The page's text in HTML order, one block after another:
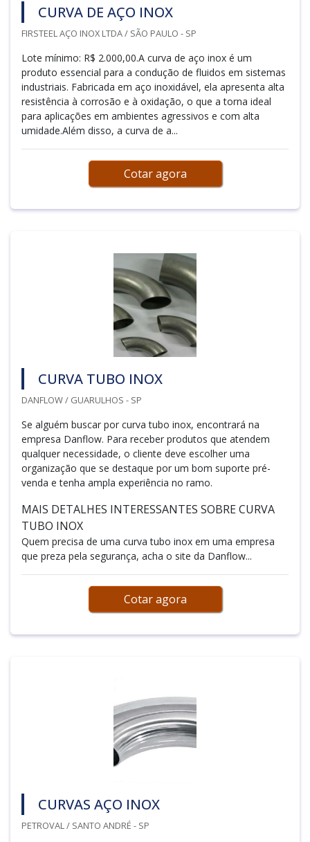
CURVA DE AÇO INOX
FIRSTEEL AÇO INOX LTDA / SÃO PAULO - SP
Lote mínimo: R$ 2.000,00.A curva de aço inox é um
produto essencial para a condução de fluidos em sistemas
industriais. Fabricada em aço inoxidável, ela apresenta alta
resistência à corrosão e à oxidação, o que a torna ideal
para aplicações em ambientes agressivos e com alta
umidade.Além disso, a curva de a...
Cotar agora
CURVA TUBO INOX
DANFLOW / GUARULHOS - SP
Se alguém buscar por curva tubo inox, encontrará na
empresa Danflow. Para receber produtos que atendem
qualquer necessidade, o cliente deve escolher uma
organização que se destaque por um bom suporte pré-
venda e tenha ampla experiência no ramo.
MAIS DETALHES INTERESSANTES SOBRE CURVA
TUBO INOX
Quem precisa de uma curva tubo inox em uma empresa
que preza pela segurança, acha o site da Danflow...
Cotar agora
CURVAS AÇO INOX
PETROVAL / SANTO ANDRÉ - SP